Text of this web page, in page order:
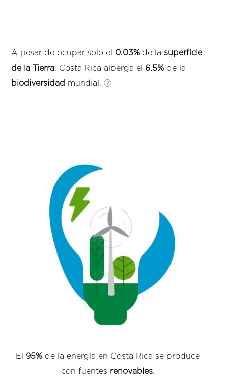
A pesar de ocupar solo el 0.03% de lasuperficie
de la Tierra, Costa Rica alberga el 6.5% de la
biodiversidad mundial. ?
El 95% de la energía en Costa Rica se produce
con fuentes renovables.